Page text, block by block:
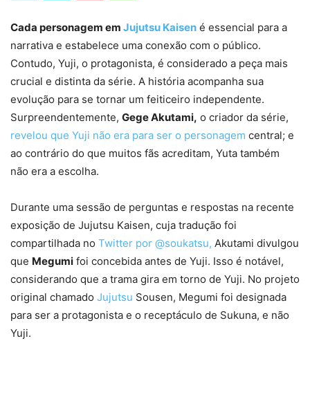
Cada personagem em Jujutsu Kaisen é essencial para a
narrativa e estabelece uma conexão com o público.
Contudo, Yuji, o protagonista, é considerado a peça mais
crucial e distinta da série. A história acompanha sua
evolução para se tornar um feiticeiro independente.
Surpreendentemente, Gege Akutami, o criador da série,
revelou que Yuji não era para ser o personagem central; e
ao contrário do que muitos fãs acreditam, Yuta também
não era a escolha.
Durante uma sessão de perguntas e respostas na recente
exposição de Jujutsu Kaisen, cuja tradução foi
compartilhada no Twitter por @soukatsu, Akutami divulgou
que Megumi foi concebida antes de Yuji. Isso é notável,
considerando que a trama gira em torno de Yuji. No projeto
original chamado Jujutsu Sousen, Megumi foi designada
para ser a protagonista e o receptáculo de Sukuna, e não
Yuji.